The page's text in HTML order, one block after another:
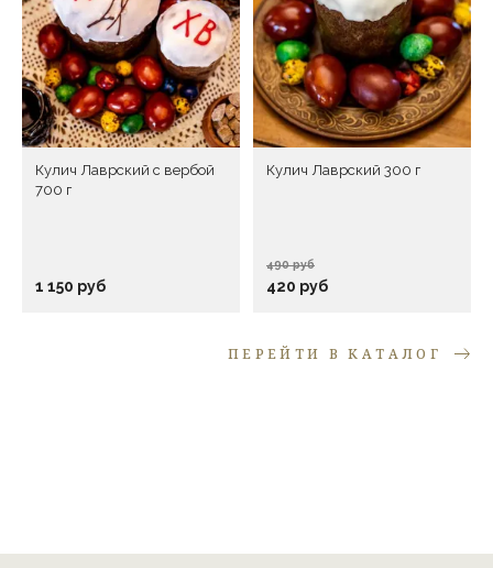
Объем 0,45 л
Оставить отзыв
Перед публикацией отзывы проходят модерацию
ПЕРЕЙТИ В КАТАЛОГ
Кулич Лаврский с вербой
700 г
1 150 руб
Кулич Лаврский 300 г
490 руб
420 руб